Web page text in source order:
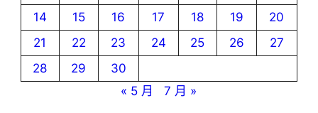
14
15 16 17 18 19
20
21
22 23 24 25 26
27
28
29
30
« 5 月
7 月 »